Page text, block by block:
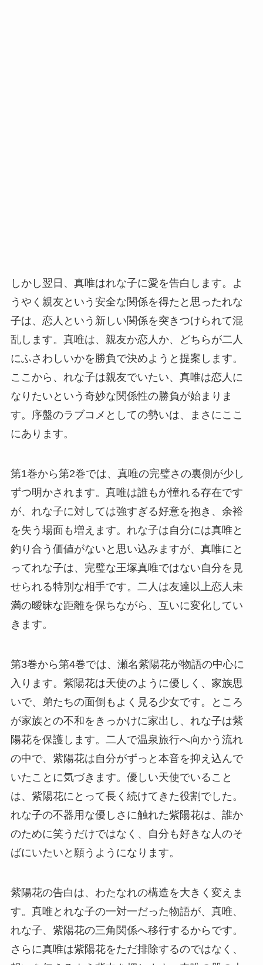
しかし翌日、真唯はれな子に愛を告白します。よ
うやく親友という安全な関係を得たと思ったれな
子は、恋人という新しい関係を突きつけられて混
乱します。真唯は、親友か恋人か、どちらが二人
にふさわしいかを勝負で決めようと提案します。
ここから、れな子は親友でいたい、真唯は恋人に
なりたいという奇妙な関係性の勝負が始まりま
す。序盤のラブコメとしての勢いは、まさにここ
にあります。
第1巻から第2巻では、真唯の完璧さの裏側が少し
ずつ明かされます。真唯は誰もが憧れる存在です
が、れな子に対しては強すぎる好意を抱き、余裕
を失う場面も増えます。れな子は自分には真唯と
釣り合う価値がないと思い込みますが、真唯にと
ってれな子は、完璧な王塚真唯ではない自分を見
せられる特別な相手です。二人は友達以上恋人未
満の曖昧な距離を保ちながら、互いに変化してい
きます。
第3巻から第4巻では、瀬名紫陽花が物語の中心に
入ります。紫陽花は天使のように優しく、家族思
いで、弟たちの面倒もよく見る少女です。ところ
が家族との不和をきっかけに家出し、れな子は紫
陽花を保護します。二人で温泉旅行へ向かう流れ
の中で、紫陽花は自分がずっと本音を抑え込んで
いたことに気づきます。優しい天使でいること
は、紫陽花にとって長く続けてきた役割でした。
れな子の不器用な優しさに触れた紫陽花は、誰か
のために笑うだけではなく、自分も好きな人のそ
ばにいたいと願うようになります。
紫陽花の告白は、わたなれの構造を大きく変えま
す。真唯とれな子の一対一だった物語が、真唯、
れな子、紫陽花の三角関係へ移行するからです。
さらに真唯は紫陽花をただ排除するのではなく、